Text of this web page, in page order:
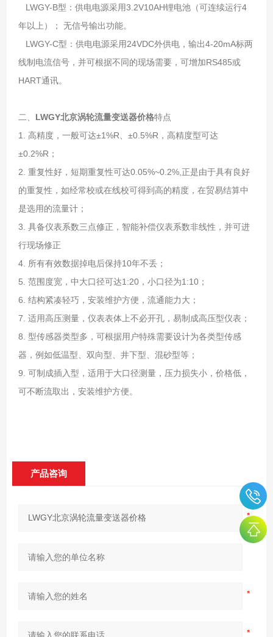
LWGY-B型：供电电源采用3.2V10AH锂电池（可连续运行4
年以上）； 无信号输出功能。
LWGY-C型：供电电源采用24VDC外供电，输出4-20mA标两
线制电流信号，并可根据不同的现场需要，可增加RS485或
HART通讯。
二、 LWGY北京涡轮流量变送器价格特点
1. 高精度，一般可达±1%R、±0.5%R，高精度型可达
±0.2%R；
2. 重复性好，短期重复性可达0.05%~0.2%,正是由于具有良好
的重复性，如经常校或在线校可得到高的精度，在贸易结算中
是选用的流量计；
3. 具备仪表系数三点修正，智能补偿仪表系数非线性，并可进
行现场修正
4. 所有有效数据掉电后保持10年不丢；
5. 范围度宽，中大口径可达1:20，小口径为1:10；
6. 结构紧凑轻巧，安装维护方便，流通能力大；
7. 适用高压测量，仪表表体上不必开孔，易制成高压型仪表；
8. 型传感器类型多，可根据用户特殊需要设计为各类型传感
器，例如低温型、双向型、井下型、混砂型等；
9. 可制成插入型，适用于大口径测量，压力损失小，价格低，
可不断流取出，安装维护方便。
产品咨询